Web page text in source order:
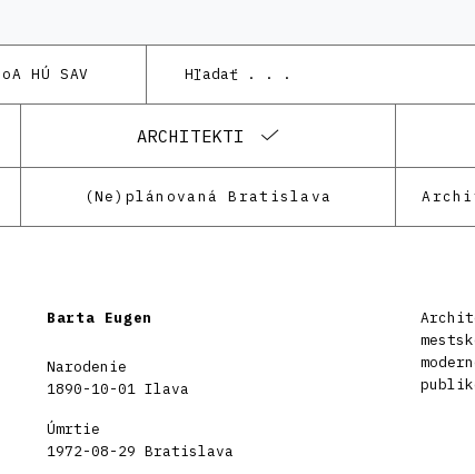
oA HÚ SAV
ARCHITEKTI
(Ne)plánovaná Bratislava
Barta Eugen
Narodenie
1890-10-01 Ilava
Úmrtie
1972-08-29 Bratislava